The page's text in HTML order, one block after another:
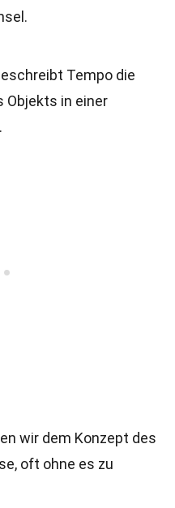
Tempo die
Objekts in einer
wir dem Konzept des
oft ohne es zu